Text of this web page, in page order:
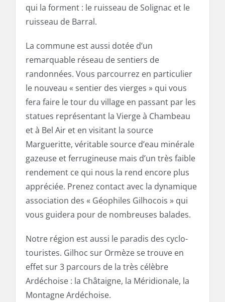
qui la forment : le ruisseau de Solignac et le
ruisseau de Barral.
La commune est aussi dotée d’un
remarquable réseau de sentiers de
randonnées. Vous parcourrez en particulier
le nouveau « sentier des vierges » qui vous
fera faire le tour du village en passant par les
statues représentant la Vierge à Chambeau
et à Bel Air et en visitant la source
Margueritte, véritable source d’eau minérale
gazeuse et ferrugineuse mais d’un très faible
rendement ce qui nous la rend encore plus
appréciée. Prenez contact avec la dynamique
association des « Géophiles Gilhocois » qui
vous guidera pour de nombreuses balades.
Notre région est aussi le paradis des cyclo-
touristes. Gilhoc sur Ormèze se trouve en
effet sur 3 parcours de la très célèbre
Ardéchoise : la Châtaigne, la Méridionale, la
Montagne Ardéchoise.